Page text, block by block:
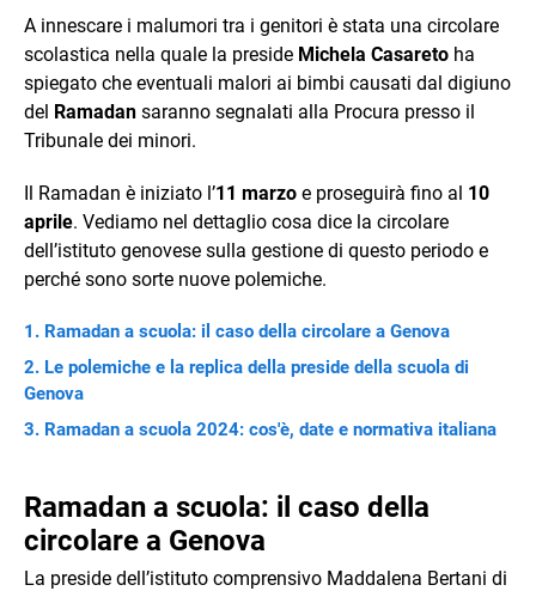
A innescare i malumori tra i genitori è stata una circolare
scolastica nella quale la preside Michela Casareto ha
spiegato che eventuali malori ai bimbi causati dal digiuno
del Ramadan saranno segnalati alla Procura presso il
Tribunale dei minori.
Il Ramadan è iniziato l’11 marzo e proseguirà fino al 10
aprile. Vediamo nel dettaglio cosa dice la circolare
dell’istituto genovese sulla gestione di questo periodo e
perché sono sorte nuove polemiche.
Ramadan a scuola: il caso della circolare a Genova
Le polemiche e la replica della preside della scuola di
Genova
Ramadan a scuola 2024: cos'è, date e normativa italiana
Ramadan a scuola: il caso della
circolare a Genova
La preside dell’istituto comprensivo Maddalena Bertani di